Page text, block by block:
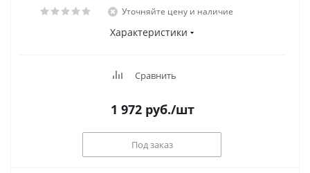
Уточняйте цену и наличие
Характеристики
Сравнить
1 972 руб./шт
Под заказ